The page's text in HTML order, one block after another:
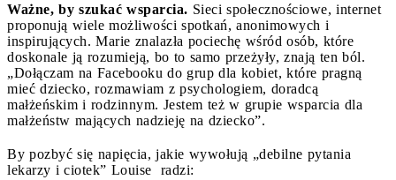
Ważne, by szukać wsparcia. Sieci społecznościowe, internet
proponują wiele możliwości spotkań, anonimowych i
inspirujących. Marie znalazła pociechę wśród osób, które
doskonale ją rozumieją, bo to samo przeżyły, znają ten ból.
„Dołączam na Facebooku do grup dla kobiet, które pragną
mieć dziecko, rozmawiam z psychologiem, doradcą
małżeńskim i rodzinnym. Jestem też w grupie wsparcia dla
małżeństw mających nadzieję na dziecko”.
By pozbyć się napięcia, jakie wywołują „debilne pytania
lekarzy i ciotek” Louise radzi: